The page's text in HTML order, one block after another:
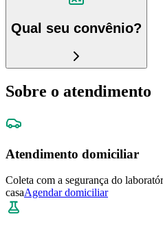
Qual seu convênio?
Sobre o atendimento
Atendimento domiciliar
Coleta com a segurança do
casaAgendar domiciliar